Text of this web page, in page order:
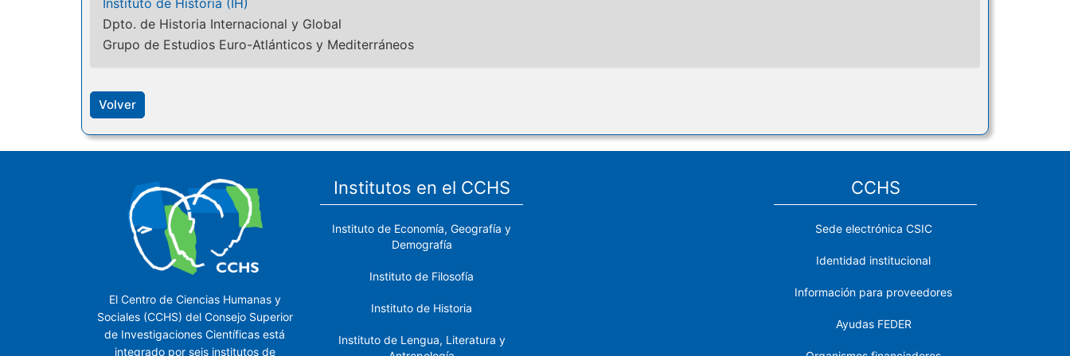
Instituto de Historia (IH)
Dpto. de Historia Internacional y Global
Grupo de Estudios Euro-Atlánticos y Mediterráneos
Volver
El Centro de Ciencias Humanas y
Sociales (CCHS) del Consejo Superior
de Investigaciones Científicas está
integrado por seis institutos de
Institutos en el CCHS
Instituto de Economía, Geografía y
Demografía
Instituto de Filosofía
Instituto de Historia
Instituto de Lengua, Literatura y
CCHS
Sede electrónica CSIC
Identidad institucional
Información para proveedores
Ayudas FEDER